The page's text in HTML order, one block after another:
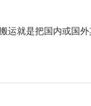
运就是把国内或国